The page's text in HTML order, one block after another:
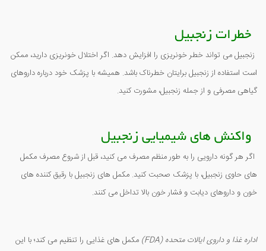
خطرات زنجبیل
زنجبیل می تواند خطر خونریزی را افزایش دهد. اگر اختلال خونریزی دارید، ممکن
است استفاده از زنجبیل برایتان خطرناک باشد. همیشه با پزشک خود درباره داروهای
گیاهی مصرفی و از جمله زنجبیل، مشورت کنید.
واکنش های شیمیایی زنجبیل
اگر هر گونه دارویی را به طور منظم مصرف می کنید، قبل از شروع مصرف مکمل
های حاوی زنجبیل، با پزشک صحبت کنید. مکمل های زنجبیل با رقیق کننده های
خون و داروهای دیابت و فشار خون بالا تداخل می کنند.
اداره غذا و داروی ایالات متحده (FDA
) مکمل های غذایی را تنظیم می کند؛ با این